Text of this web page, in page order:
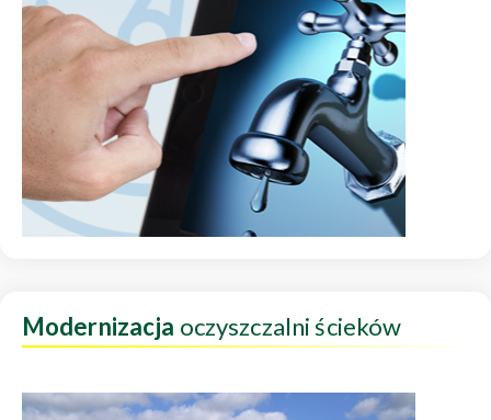
Modernizacja oczyszczalni ścieków